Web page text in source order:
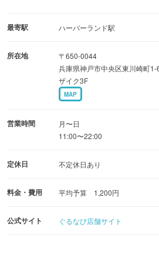
最寄駅 ハーバーランド駅
所在地
〒650-0044
兵庫県神戸市中央区東川崎町
ザイク3F
MAP
営業時間
月〜日
11:00〜22:00
定休日 不定休日あり
料金・費用 平均予算 1,200円
公式サイト ぐるなび店舗サイト